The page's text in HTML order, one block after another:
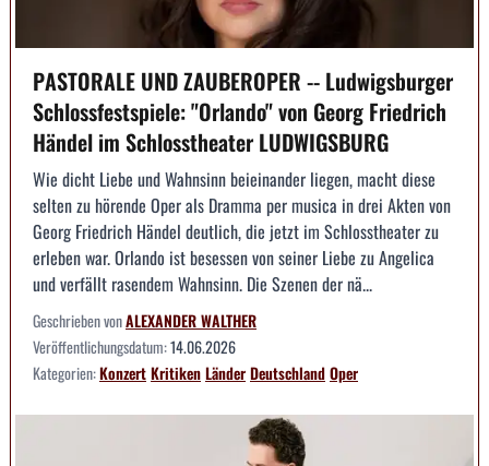
PASTORALE UND ZAUBEROPER -- Ludwigsburger
Schlossfestspiele: "Orlando" von Georg Friedrich
Händel im Schlosstheater LUDWIGSBURG
Wie dicht Liebe und Wahnsinn beieinander liegen, macht diese
selten zu hörende Oper als Dramma per musica in drei Akten von
Georg Friedrich Händel deutlich, die jetzt im Schlosstheater zu
erleben war. Orlando ist besessen von seiner Liebe zu Angelica
und verfällt rasendem Wahnsinn. Die Szenen der nä...
Geschrieben vonALEXANDER WALTHER
Veröffentlichungsdatum:14.06.2026
Kategorien:KonzertKritikenLänderDeutschlandOper